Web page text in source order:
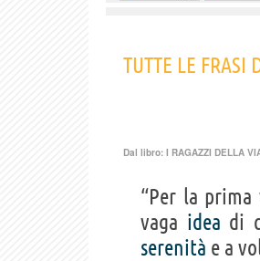
TUTTE LE FRASI
Dal libro: I RAGAZZI DELLA
“Per la
vaga idea di
serenità e a